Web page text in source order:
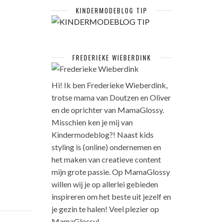
KINDERMODEBLOG TIP
FREDERIEKE WIEBERDINK
Hi! Ik ben Frederieke Wieberdink,
trotse mama van Doutzen en Oliver
en de oprichter van MamaGlossy.
Misschien ken je mij van
Kindermodeblog?! Naast kids
styling is (online) ondernemen en
het maken van creatieve content
mijn grote passie. Op MamaGlossy
willen wij je op allerlei gebieden
inspireren om het beste uit jezelf en
je gezin te halen! Veel plezier op